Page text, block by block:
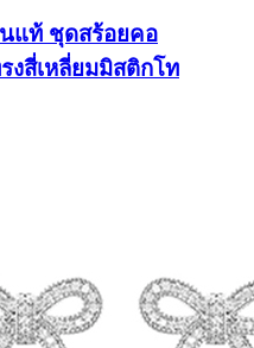
นแท้ ชุดสร้อยคอ
งสี่เหลี่ยมมิสติกโท